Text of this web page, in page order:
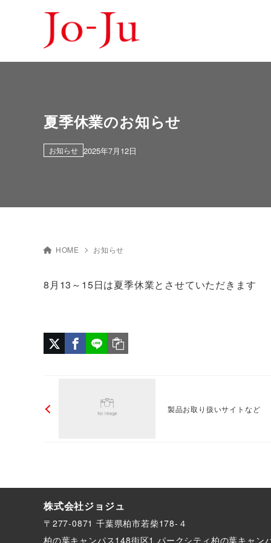
夏季休業のお知らせ
お知らせ 2025年7月12日
HOME お知らせ
8月13～15日は夏季休業とさせていただきます
製品お取り扱いサイトなど
株式会社ジョジュ
〒277-0871 千葉県柏市若柴178-４
柏の葉キャンパス148街区1 パークシティ柏の葉キャン